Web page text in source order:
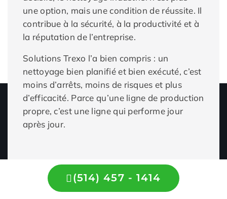
une option, mais une condition de réussite. Il
contribue à la sécurité, à la productivité et à
la réputation de l’entreprise.
Solutions Trexo l’a bien compris : un
nettoyage bien planifié et bien exécuté, c’est
moins d’arrêts, moins de risques et plus
d’efficacité. Parce qu’une ligne de production
propre, c’est une ligne qui performe jour
après jour.
(514) 457 - 1414